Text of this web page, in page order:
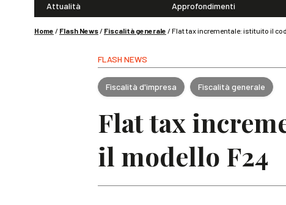
Attualità Approfondimenti
Home / Flash News/ Fiscalità generale /Flat tax incrementale: istituito il
FLASH NEWS
Fiscalità d'impresa Fiscalità generale
Flat tax
il modello F24